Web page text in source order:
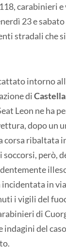
carabinieri
23 e
stradali che
intorno
di
Leon ne ha
dopo un
ribaltata
però,
in
i vigili del
di
indagini del